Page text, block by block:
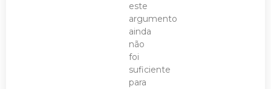
este
argumento
ainda
não
foi
suficiente
para